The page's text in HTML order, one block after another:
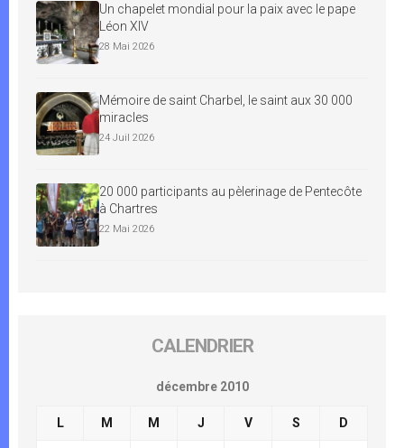
Un chapelet mondial pour la paix avec le pape
Léon XIV
28 Mai 2026
Mémoire de saint Charbel, le saint aux 30 000
miracles
24 Juil 2026
20 000 participants au pèlerinage de Pentecôte
à Chartres
22 Mai 2026
CALENDRIER
décembre 2010
L M M J V S D